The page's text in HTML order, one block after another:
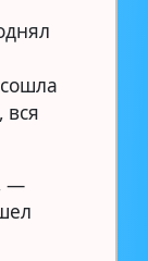
вся
—